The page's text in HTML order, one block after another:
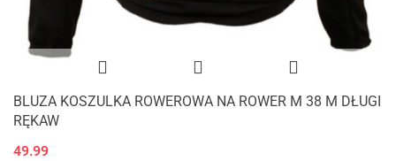
BLUZA KOSZULKA ROWEROWA NA ROWER M 38 M DŁUGI
RĘKAW
49.99